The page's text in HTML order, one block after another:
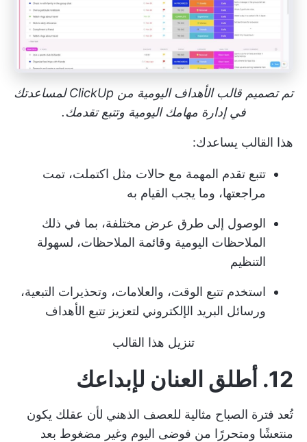
تم تصميم قالب الأهداف اليومية من ClickUp لمساعدتك
في إدارة مهامك اليومية وتتبع تقدمك.
هذا القالب يساعدك:
تتبع تقدم المهمة مع حالات مثل اكتملت، تمت
مراجعتها، وما يجب القيام به
الوصول إلى طرق عرض مختلفة، بما في ذلك
الملاحظات اليومية وقائمة الملاحظات، لسهولة
التنظيم
استخدم تتبع الوقت، والعلامات، وتحذيرات التبعية،
ورسائل البريد الإلكتروني لتعزيز تتبع الأهداف
تنزيل هذا القالب
12. أطلق العنان لإبداعك
تُعد فترة الصباح مثالية للعصف الذهني لأن عقلك يكون
منتعشًا ومتحررًا من فوضى اليوم وغير مضغوط بعد